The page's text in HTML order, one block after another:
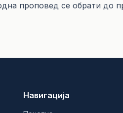
проповед се обрати до
Навигација